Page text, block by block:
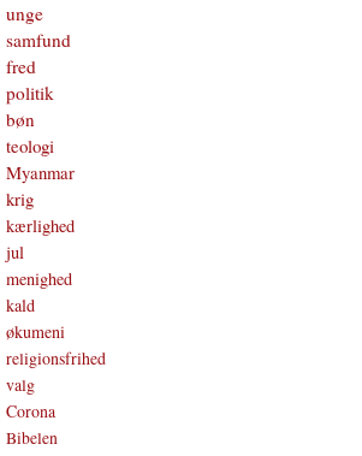
unge
samfund
fred
politik
bøn
teologi
Myanmar
krig
kærlighed
jul
menighed
kald
økumeni
religionsfrihed
valg
Corona
Bibelen